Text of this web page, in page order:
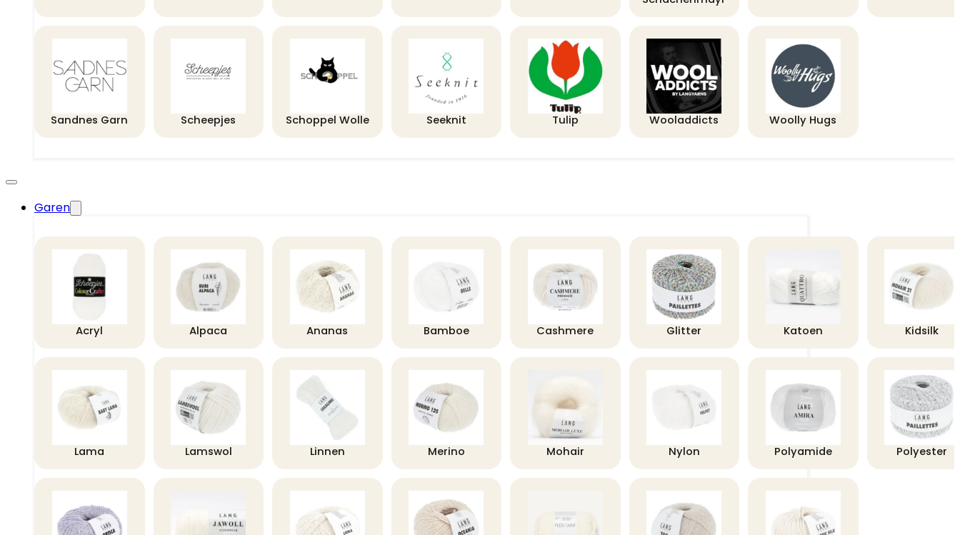
Sandnes Garn Scheepjes Schoppel Wolle Seeknit Tulip Wooladdicts Woolly Hugs
Garen
Acryl Alpaca Ananas Bamboe Cashmere Glitter Katoen Kidsilk
Lama Lamswol Linnen Merino Mohair Nylon Polyamide Polyester